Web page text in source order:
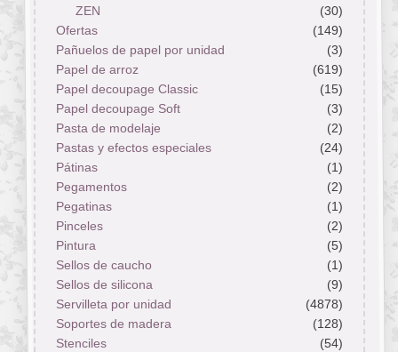
ZEN
(30)
Ofertas
(149)
Pañuelos de papel por unidad
(3)
Papel de arroz
(619)
Papel decoupage Classic
(15)
Papel decoupage Soft
(3)
Pasta de modelaje
(2)
Pastas y efectos especiales
(24)
Pátinas
(1)
Pegamentos
(2)
Pegatinas
(1)
Pinceles
(2)
Pintura
(5)
Sellos de caucho
(1)
Sellos de silicona
(9)
Servilleta por unidad
(4878)
Soportes de madera
(128)
Stenciles
(54)